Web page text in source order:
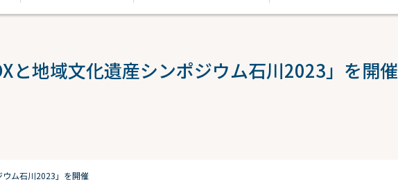
と地域文化遺産シンポジウム石川2023」を開催
ム石川2023」を開催